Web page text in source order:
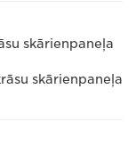
skārienpaneļa
skārienpaneļa